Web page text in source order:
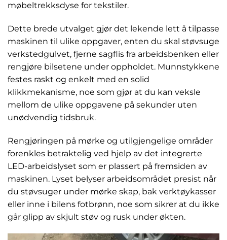
møbeltrekksdyse for tekstiler.
Dette brede utvalget gjør det lekende lett å tilpasse
maskinen til ulike oppgaver, enten du skal støvsuge
verkstedgulvet, fjerne sagflis fra arbeidsbenken eller
rengjøre bilsetene under oppholdet. Munnstykkene
festes raskt og enkelt med en solid
klikkmekanisme, noe som gjør at du kan veksle
mellom de ulike oppgavene på sekunder uten
unødvendig tidsbruk.
Rengjøringen på mørke og utilgjengelige områder
forenkles betraktelig ved hjelp av det integrerte
LED-arbeidslyset som er plassert på fremsiden av
maskinen. Lyset belyser arbeidsområdet presist når
du støvsuger under mørke skap, bak verktøykasser
eller inne i bilens fotbrønn, noe som sikrer at du ikke
går glipp av skjult støv og rusk under økten.